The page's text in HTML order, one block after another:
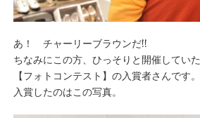
あ！ チャーリーブラウンだ!!
ちなみにこの方、ひっそりと開催していた
【フォトコンテスト 】の入賞者さんです。
入賞したのはこの写真。